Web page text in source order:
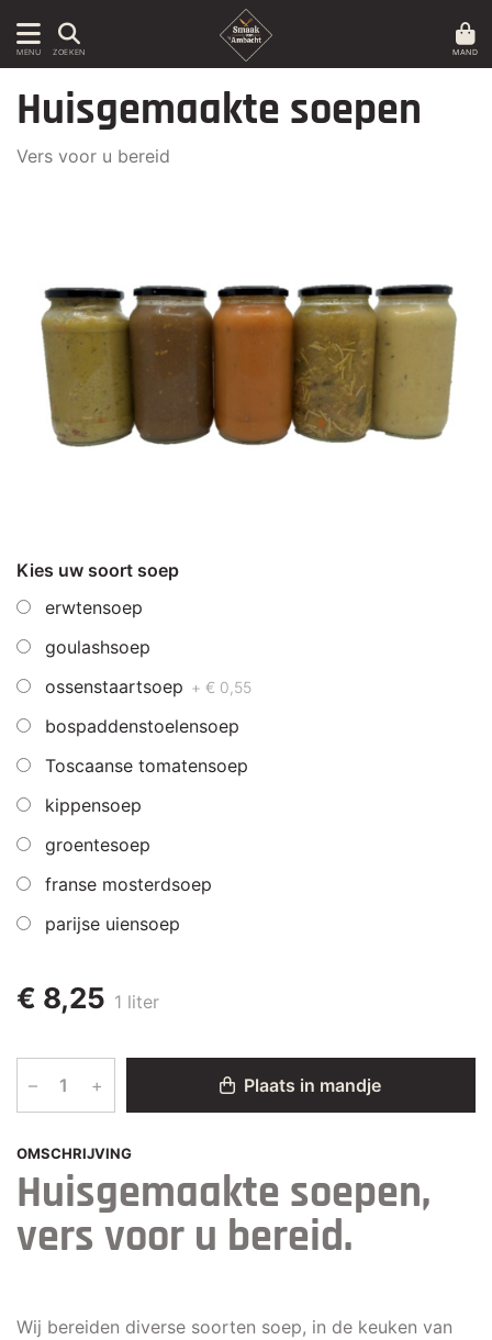
MENU ZOEKEN MAND
OMSCHRIJVING
Huisgemaakte soepen,
vers voor u bereid.
Wij bereiden diverse soorten soep, in de keuken van
Huisgemaakte soepen
Vers voor u bereid
Kies uw soort soep
erwtensoep
goulashsoep
ossenstaartsoep + € 0,55
bospaddenstoelensoep
Toscaanse tomatensoep
kippensoep
groentesoep
franse mosterdsoep
parijse uiensoep
€ 8,25 1 liter
– + Plaats in mandje